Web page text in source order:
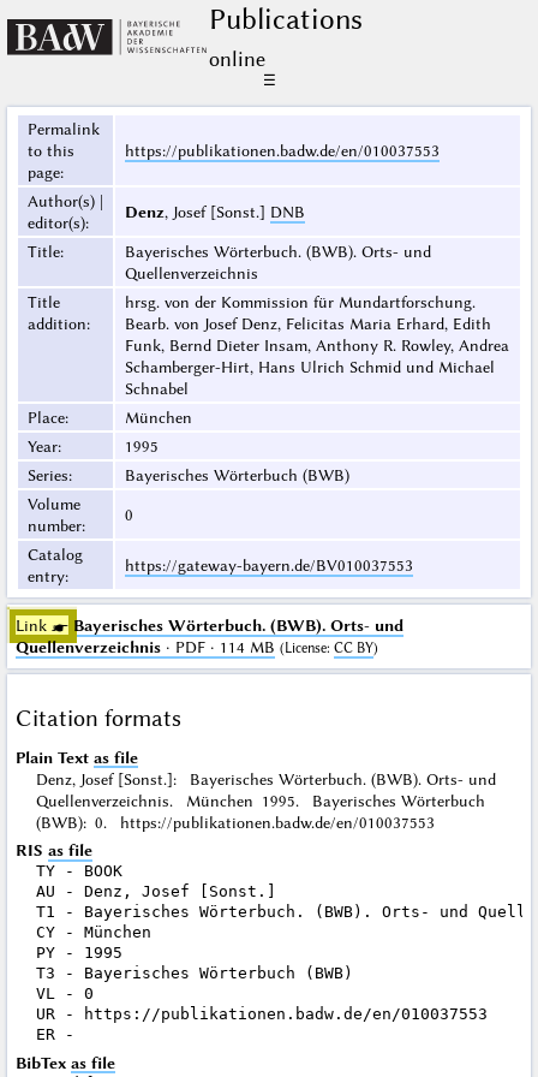
Publications
online
☰
Permalink
to this
page:
https://publikationen.badw.de/en/010037553
Author(s) |
editor(s):
Denz, Josef [Sonst.] DNB
Title:
Bayerisches Wörterbuch. (BWB). Orts- und
Quellenverzeichnis
Title
addition:
hrsg. von der Kommission für Mundartforschung.
Bearb. von Josef Denz, Felicitas Maria Erhard, Edith
Funk, Bernd Dieter Insam, Anthony R. Rowley, Andrea
Schamberger-Hirt, Hans Ulrich Schmid und Michael
Schnabel
Place:
München
Year:
1995
Series:
Bayerisches Wörterbuch (BWB)
Volume
number:
0
Catalog
entry:
https://gateway-bayern.de/BV010037553
Link ☛ Bayerisches Wörterbuch. (BWB). Orts- und
Quellenverzeichnis· PDF · 114 MB (License: CC BY)
Citation formats
Plain Text as file
Denz, Josef [Sonst.]: Bayerisches Wörterbuch. (BWB). Orts- und
Quellenverzeichnis. München 1995. Bayerisches Wörterbuch
(BWB): 0. https://publikationen.badw.de/en/010037553
RIS as file
TY - BOOK
AU - Denz, Josef [Sonst.]
T1 - Bayerisches Wörterbuch. (BWB). Orts- und
CY - München
PY - 1995
T3 - Bayerisches Wörterbuch (BWB)
VL - 0
UR - https://publikationen.badw.de/en/010037553
BibTex as file